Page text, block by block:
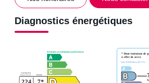
Diagnostics énergétiques